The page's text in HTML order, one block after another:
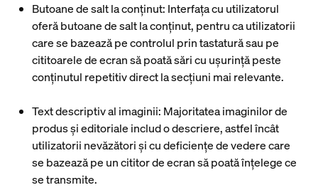
Butoane de salt la conținut: Interfața cu utilizatorul
oferă butoane de salt la conținut, pentru ca utilizatorii
care se bazează pe controlul prin tastatură sau pe
cititoarele de ecran să poată sări cu ușurință peste
conținutul repetitiv direct la secțiuni mai relevante.
Text descriptiv al imaginii: Majoritatea imaginilor de
produs și editoriale includ o descriere, astfel încât
utilizatorii nevăzători și cu deficiențe de vedere care
se bazează pe un cititor de ecran să poată înțelege ce
se transmite.